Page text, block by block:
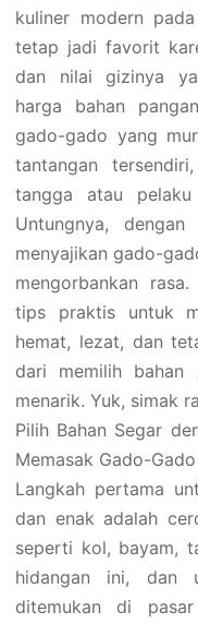
kuliner modern
tetap jadi favorit
dan nilai gizinya
harga bahan
gado-gado yang
tantangan
tangga atau
Untungnya,
menyajikan gado-
mengorbankan
tips praktis untuk
hemat, lezat, dan
dari memilih bahan
menarik. Yuk, simak
Pilih Bahan Segar
Memasak Gado-
Langkah pertama
dan enak adalah
seperti kol, bayam,
hidangan ini, dan
ditemukan di